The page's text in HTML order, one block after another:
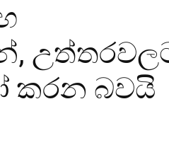
කරන බවයි